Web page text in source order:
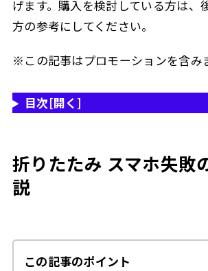
げます。購入を検討している方は、
方の参考にしてください。
※この記事はプロモーションを含み
目次[開く]
折りたたみ スマホ失敗
説
この記事のポイント